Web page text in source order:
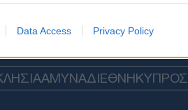
Data Access Privacy Policy
ΑΜΥΝΑΔΙΕΘΝΗΚΥΠΡΟΣ